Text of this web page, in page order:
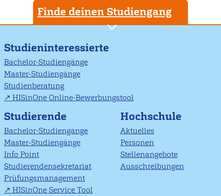
Finde deinen Studiengang
Studieninteressierte
Bachelor-Studiengänge
Master-Studiengänge
Studienberatung
HISinOne Online-Bewerbungstool
Studierende
Bachelor-Studiengänge
Master-Studiengänge
Info Point
Studierendensekretariat
Prüfungsmanagement
HISinOne Service Tool
Hochschule
Aktuelles
Personen
Stellenangebote
Ausschreibungen